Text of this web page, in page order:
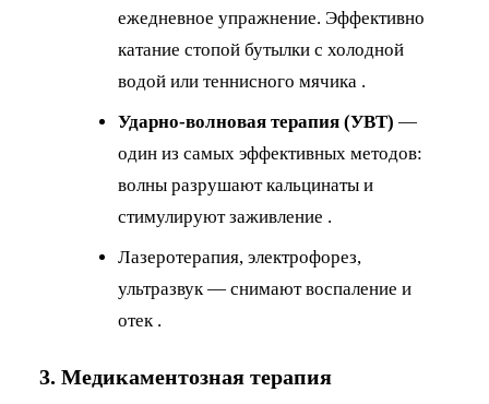
ежедневное упражнение. Эффективно
катание стопой бутылки с холодной
водой или теннисного мячика .
Ударно-волновая терапия (УВТ) —
один из самых эффективных методов:
волны разрушают кальцинаты и
стимулируют заживление .
Лазеротерапия, электрофорез,
ультразвук — снимают воспаление и
отек .
3. Медикаментозная терапия